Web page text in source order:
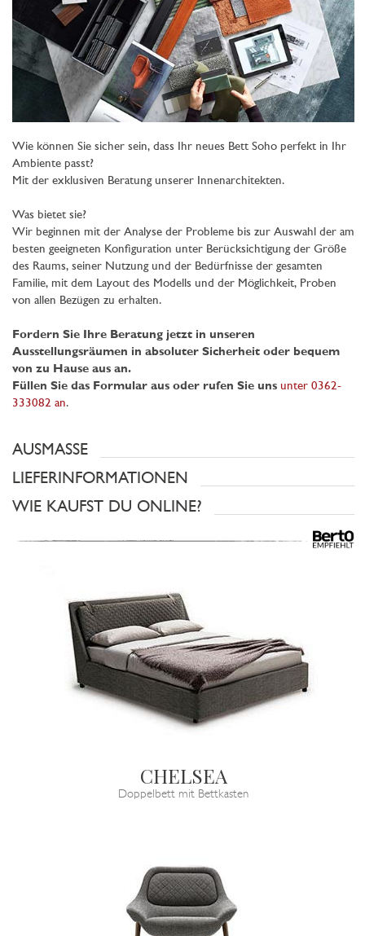
Wie können Sie sicher sein, dass Ihr neues Bett Soho perfekt in Ihr
Ambiente passt?
Mit der exklusiven Beratung unserer Innenarchitekten.
Was bietet sie?
Wir beginnen mit der Analyse der Probleme bis zur Auswahl der am
besten geeigneten Konfiguration unter Berücksichtigung der Größe
des Raums, seiner Nutzung und der Bedürfnisse der gesamten
Familie, mit dem Layout des Modells und der Möglichkeit, Proben
von allen Bezügen zu erhalten.
Fordern Sie Ihre Beratung jetzt in unseren
Ausstellungsräumen in absoluter Sicherheit oder bequem
von zu Hause aus an.
Füllen Sie das Formular aus oder rufen Sie uns unter 0362-
333082 an.
AUSMASSE
LIEFERINFORMATIONEN
WIE KAUFST DU ONLINE?
CHELSEA
Doppelbett mit Bettkasten